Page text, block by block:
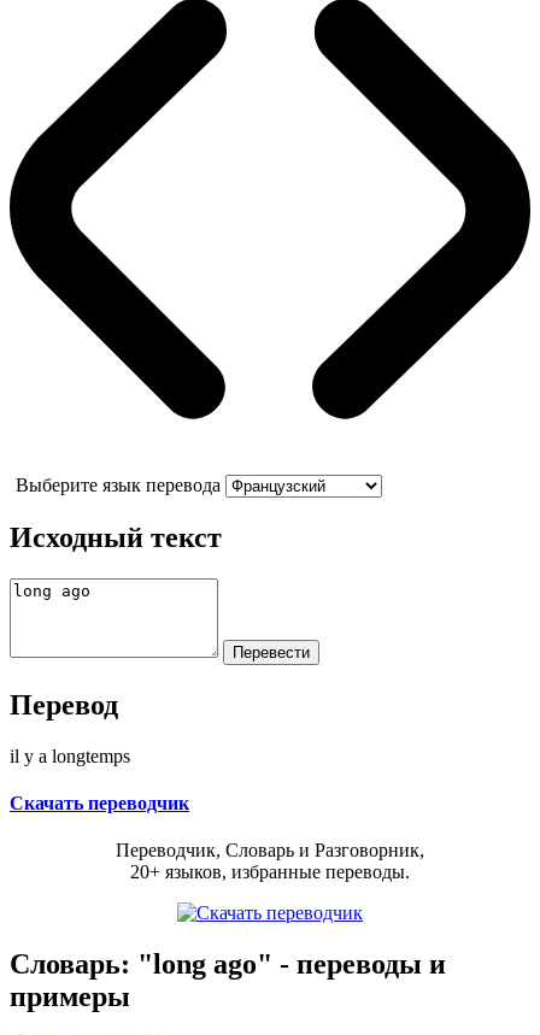
Выберите язык перевода
Исходный текст
Перевод
il y a longtemps
Скачать переводчик
Переводчик, Словарь и Разговорник,
20+ языков, избранные переводы.
Словарь: "long ago" - переводы и
примеры